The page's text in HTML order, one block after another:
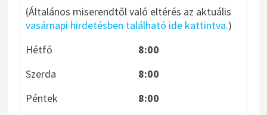
(Általános miserendtől való eltérés az aktuális
vasárnapi hirdetésben található ide kattintva.)
Hétfő
8:00
Szerda
8:00
Péntek
8:00